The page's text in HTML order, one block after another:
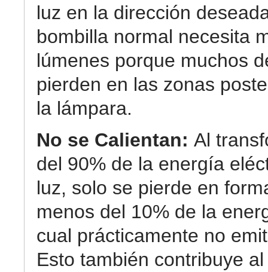
luz en la dirección
bombilla normal necesita
lúmenes porque muchos
pierden en las zonas
la lámpara.
No se Calientan: Al
del 90% de la energía
luz, solo se pierde en
menos del 10% de la
cual prácticamente no
Esto también contribuye